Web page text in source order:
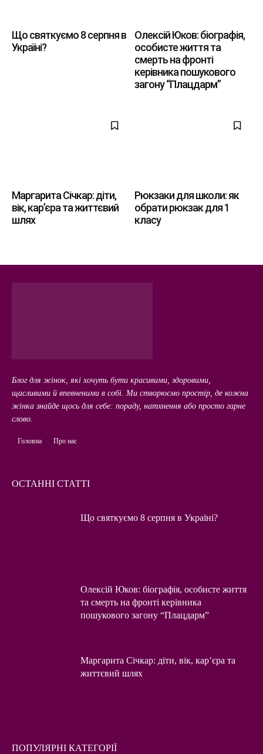
Що святкуємо 8 серпня в
Україні?
Олексій Юков: біографія,
особисте життя та
смерть на фронті
керівника пошукового
загону “Плацдарм”
Маргарита Січкар: діти,
вік, кар’єра та життєвий
шлях
Рюкзаки для школи: як
обрати рюкзак для 1
класу
Блог для жінок, які хочуть бути красивими, здоровими,
щасливими й впевненими в собі. Ми створюємо простір, де кожна
жінка знайде щось для себе: пораду, натхнення або просто гарне
слово.
Головна Про нас
ОСТАННІ СТАТТІ
Що святкуємо 8 серпня в Україні?
Олексій Юков: біографія, особисте життя
та смерть на фронті керівника
пошукового загону “Плацдарм”
Маргарита Січкар: діти, вік, кар’єра та
життєвий шлях
ПОПУЛЯРНІ КАТЕГОРІЇ